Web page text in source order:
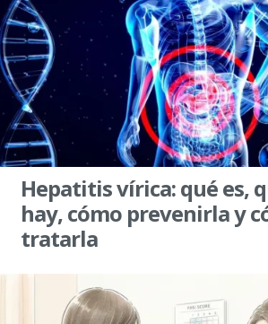
Hepatitis vírica: qué es,
hay, cómo prevenirla y
tratarla